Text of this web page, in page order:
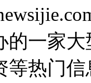
的一家
等热门